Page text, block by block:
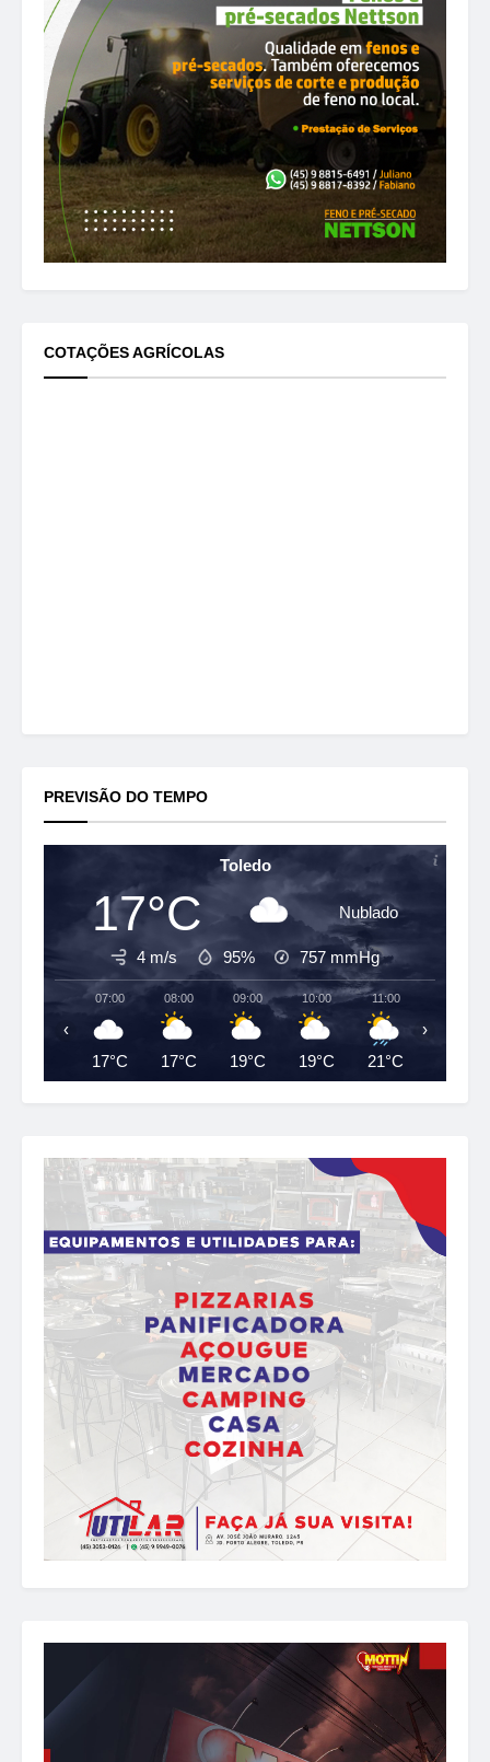
COTAÇÕES AGRÍCOLAS
PREVISÃO DO TEMPO
Toledo
17°C Nublado
4 m/s 95% 757 mmHg
07:00
17°C
08:00
17°C
09:00
19°C
10:00
19°C
11:00
21°C
‹ ›